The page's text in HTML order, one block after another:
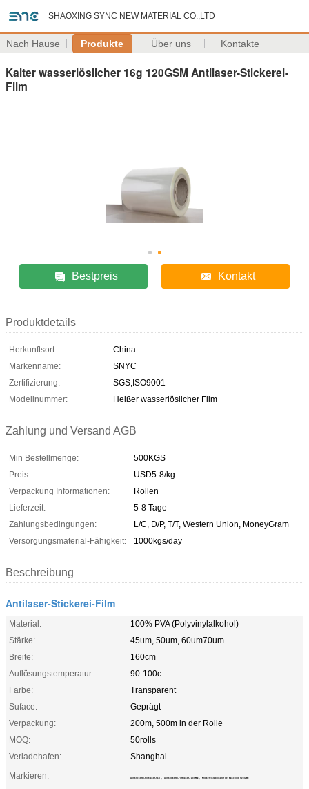
SHAOXING SYNC NEW MATERIAL CO.,LTD
Nach Hause Produkte Über uns Kontakte
Kalter wasserlöslicher 16g 120GSM Antilaser-Stickerei-
Film
Bestpreis Kontakt
Produktdetails
Herkunftsort:
China
Markenname:
SNYC
Zertifizierung:
SGS,ISO9001
Modellnummer:
Heißer wasserlöslicher Film
Zahlung und Versand AGB
Min Bestellmenge:
500KGS
Preis:
USD5-8/kg
Verpackung Informationen:
Rollen
Lieferzeit:
5-8 Tage
Zahlungsbedingungen:
L/C, D/P, T/T, Western Union, MoneyGram
Versorgungsmaterial-Fähigkeit:
1000kgs/day
Beschreibung
Antilaser-Stickerei-Film
Material:
100% PVA (Polyvinylalkohol)
Stärke:
45um, 50um, 60um70um
Breite:
160cm
Auflösungstemperatur:
90-100c
Farbe:
Transparent
Suface:
Geprägt
Verpackung:
200m, 500m in der Rolle
MOQ:
50rolls
Verladehafen:
Shanghai
Markieren:
Antistickerei-Film laser-16g , Antistickerei-Film laser-120GSM, Stickereistabilisator der Maschine 120GSM